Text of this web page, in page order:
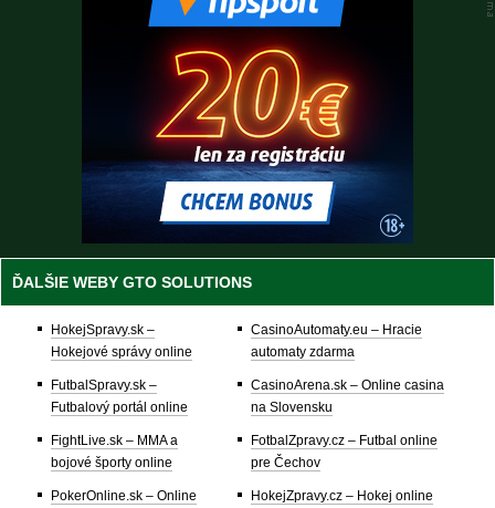
ĎALŠIE WEBY GTO SOLUTIONS
HokejSpravy.sk –
Hokejové správy online
FutbalSpravy.sk –
Futbalový portál online
FightLive.sk – MMA a
bojové športy online
PokerOnline.sk – Online
CasinoAutomaty.eu – Hracie
automaty zdarma
CasinoArena.sk – Online casina
na Slovensku
FotbalZpravy.cz – Futbal online
pre Čechov
HokejZpravy.cz – Hokej online